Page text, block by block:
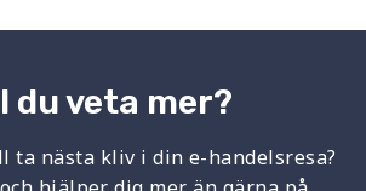
du veta mer?
ta nästa kliv i din e-handelsresa?